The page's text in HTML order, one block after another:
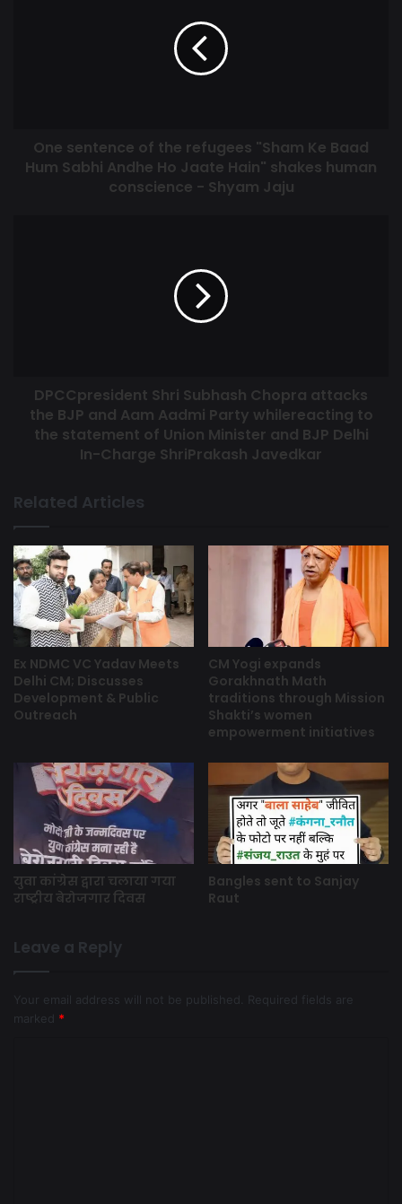
श्री चोपड़ा ने कहा कि आर्थिक मंदी, बढ़ती बेरोजगारी, मंहगाई, किसानों की बदहाली
जैसे गंभीर मुद्दो से लोगों का ध्यान हटाने के लिए जानबूझकर केन्द्र की भाजपा
One sentence of the refugees "Sham Ke Baad
Hum Sabhi Andhe Ho Jaate Hain" shakes human
conscience - Shyam Jaju
DPCCpresident Shri Subhash Chopra attacks
the BJP and Aam Aadmi Party whilereacting to
the statement of Union Minister and BJP Delhi
In-Charge ShriPrakash Javedkar
Related Articles
Ex NDMC VC Yadav Meets
Delhi CM; Discusses
Development & Public
Outreach
CM Yogi expands
Gorakhnath Math
traditions through Mission
Shakti’s women
empowerment initiatives
युवा कांग्रेस द्वारा चलाया गया
राष्ट्रीय बेरोजगार दिवस
Bangles sent to Sanjay
Raut
Leave a Reply
Your email address will not be published.
Required fields are
marked *